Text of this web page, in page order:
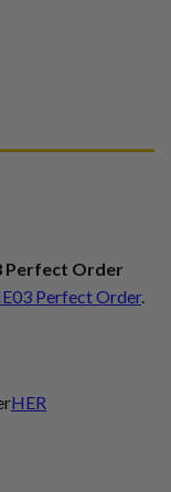
Perfect Order
Perfect Order.
HER